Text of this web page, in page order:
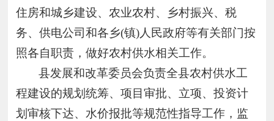
住房和城乡建设、农业农村、乡村振兴、税
务、供电公司和各乡(镇)人民政府等有关部门按
照各自职责，做好农村供水相关工作。
县发展和改革委员会负责全县农村供水工
程建设的规划统筹、项目审批、立项、投资计
划审核下达、水价报批等规范性指导工作，监